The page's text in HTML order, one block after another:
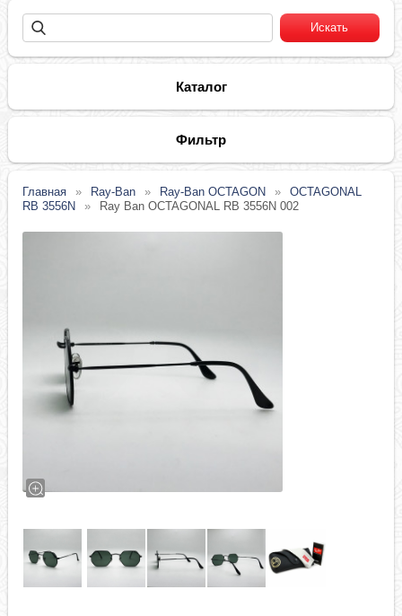
Каталог
Фильтр
Главная Ray-Ban Ray-Ban OCTAGON
OCTAGONAL
RB 3556N
Ray Ban OCTAGONAL RB 3556N 002